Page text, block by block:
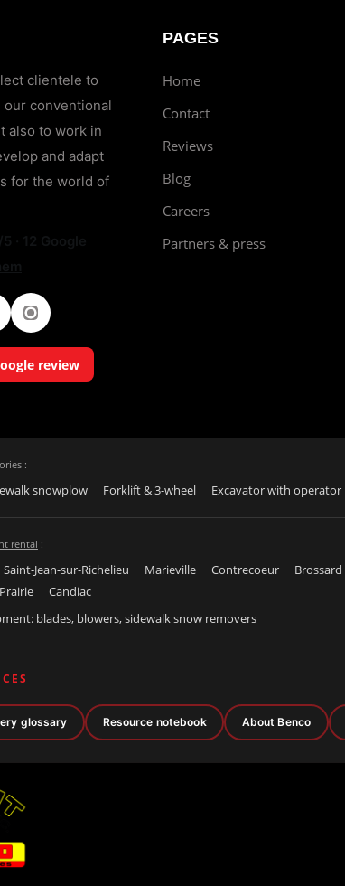
clientele to
conventional
also to work in
and adapt
for the world of
Instagram
review
PAGES
Home
Contact
Reviews
Blog
Careers
Partners & press
:
snowplow Forklift & 3-wheel Excavator with operator
rental :
Saint-Jean-sur-Richelieu Marieville Contrecoeur Brossard
Candiac
blades, blowers, sidewalk snow removers
glossary Resource notebook About Benco